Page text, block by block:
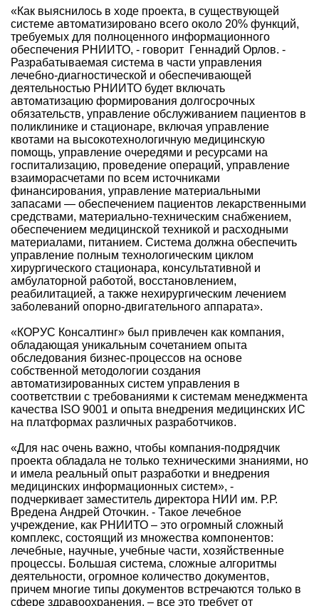
«Как выяснилось в ходе проекта, в существующей
системе автоматизировано всего около 20% функций,
требуемых для полноценного информационного
обеспечения РНИИТО, - говорит Геннадий Орлов. -
Разрабатываемая система в части управления
лечебно-диагностической и обеспечивающей
деятельностью РНИИТО будет включать
автоматизацию формирования долгосрочных
обязательств, управление обслуживанием пациентов в
поликлинике и стационаре, включая управление
квотами на высокотехнологичную медицинскую
помощь, управление очередями и ресурсами на
госпитализацию, проведение операций, управление
взаиморасчетами по всем источниками
финансирования, управление материальными
запасами — обеспечением пациентов лекарственными
средствами, материально-техническим снабжением,
обеспечением медицинской техникой и расходными
материалами, питанием. Система должна обеспечить
управление полным технологическим циклом
хирургического стационара, консультативной и
амбулаторной работой, восстановлением,
реабилитацией, а также нехирургическим лечением
заболеваний опорно-двигательного аппарата».
«КОРУС Консалтинг» был привлечен как компания,
обладающая уникальным сочетанием опыта
обследования бизнес-процессов на основе
собственной методологии создания
автоматизированных систем управления в
соответствии с требованиями к системам менеджмента
качества ISO 9001 и опыта внедрения медицинских ИС
на платформах различных разработчиков.
«Для нас очень важно, чтобы компания-подрядчик
проекта обладала не только техническими знаниями, но
и имела реальный опыт разработки и внедрения
медицинских информационных систем», -
подчеркивает заместитель директора НИИ им. Р.Р.
Вредена Андрей Оточкин. - Такое лечебное
учреждение, как РНИИТО – это огромный сложный
комплекс, состоящий из множества компонентов:
лечебные, научные, учебные части, хозяйственные
процессы. Большая система, сложные алгоритмы
деятельности, огромное количество документов,
причем многие типы документов встречаются только в
сфере здравоохранения, – все это требует от